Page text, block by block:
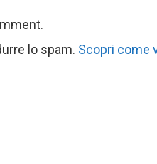
lo spam. Scopri come